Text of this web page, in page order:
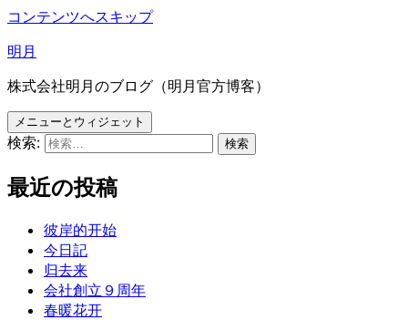
コンテンツへスキップ
明月
株式会社明月のブログ（明月官方博客）
メニューとウィジェット
検索:
最近の投稿
彼岸的开始
今日記
归去来
会社創立９周年
春暖花开